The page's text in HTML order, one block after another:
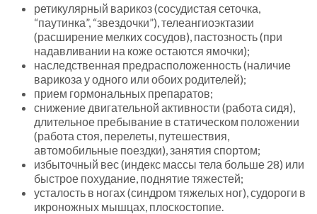
ретикулярный варикоз (сосудистая сеточка,
“паутинка”, “звездочки”), телеангиоэктазии
(расширение мелких сосудов), пастозность (при
надавливании на коже остаются ямочки);
наследственная предрасположенность (наличие
варикоза у одного или обоих родителей);
прием гормональных препаратов;
снижение двигательной активности (работа сидя),
длительное пребывание в статическом положении
(работа стоя, перелеты, путешествия,
автомобильные поездки), занятия спортом;
избыточный вес (индекс массы тела больше 28) или
быстрое похудание, поднятие тяжестей;
усталость в ногах (синдром тяжелых ног), судороги в
икроножных мышцах, плоскостопие.